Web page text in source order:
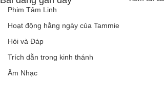
Phim Tâm Linh
Hoạt động hằng ngày của Tammie
Hỏi và Đáp
Trích dẫn trong kinh thánh
Âm Nhạc